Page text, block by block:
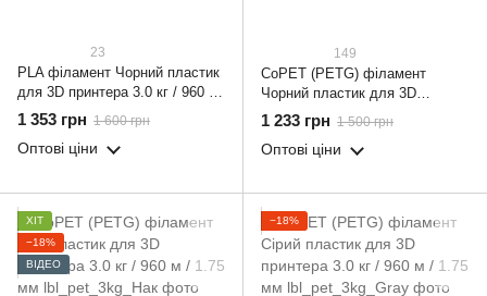
23
PLA філамент Чорний пластик
для 3D принтера 3.0 кг / 960 м
/ 1.75 мм
1 353 грн 1 600 грн
Оптові ціни
149
CoPET (PETG) філамент
Чорний пластик для 3D
принтера 3.0 кг / 960 м / 1.75
1 233 грн 1 500 грн
Оптові ціни
ХІТ
−18%
ВІДЕО
−18%